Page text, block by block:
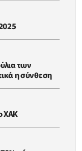
των
η σύνθεση
ΧΑΚ